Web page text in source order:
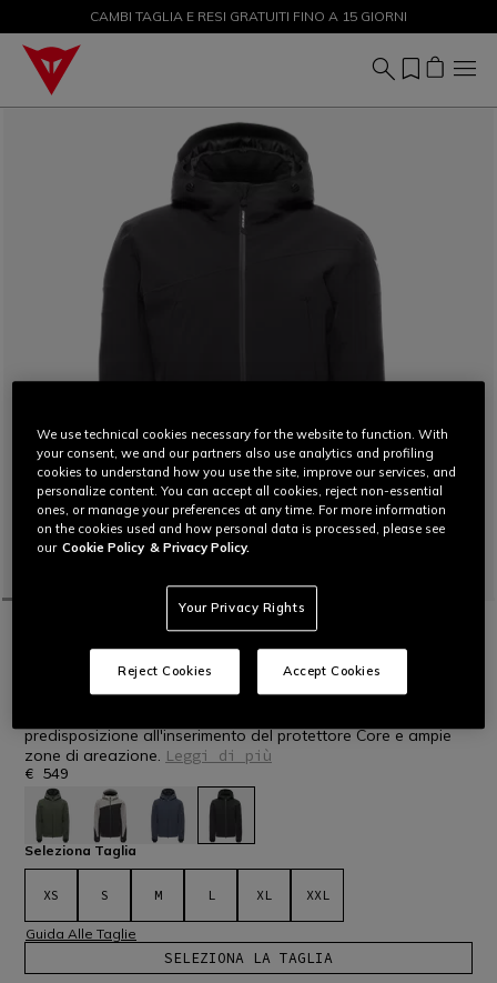
SALDI FINO AL 50% - ACQUISTA ORA
CAMBI TAGLIA E RESI GRATUITI FINO A 15 GIORNI
GIACCHE
AVERA DERMIZAX EV™ - GIACCA SCI
Giacca da sci in tessuto impermeabile e traspirante
predisposizione all'inserimento del protettore Core e ampie
zone di areazione. Leggi di più
€ 549
selezionato
Seleziona Taglia
XS S M L XL XXL
Guida Alle Taglie
SELEZIONA LA TAGLIA
We use technical cookies necessary for the website to function. With
your consent, we and our partners also use analytics and profiling
cookies to understand how you use the site, improve our services, and
personalize content. You can accept all cookies, reject non-essential
ones, or manage your preferences at any time. For more information
on the cookies used and how personal data is processed, please see
our Cookie Policy & Privacy Policy.
Your Privacy Rights
Reject Cookies Accept Cookies